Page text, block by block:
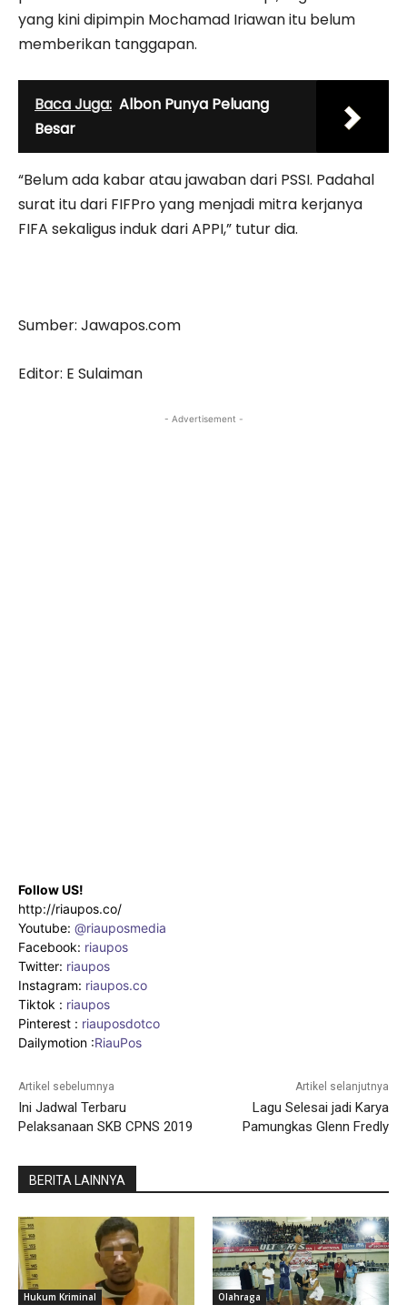
yang kini dipimpin Mochamad Iriawan itu belum
memberikan tanggapan.
Baca Juga: Albon Punya Peluang
Besar
“Belum ada kabar atau jawaban dari PSSI. Padahal
surat itu dari FIFPro yang menjadi mitra kerjanya
FIFA sekaligus induk dari APPI,” tutur dia.
Sumber: Jawapos.com
Editor: E Sulaiman
- Advertisement -
Follow US!
http://riaupos.co/
Youtube: @riauposmedia
Facebook: riaupos
Twitter: riaupos
Instagram: riaupos.co
Tiktok : riaupos
Pinterest : riauposdotco
Dailymotion :RiauPos
Artikel sebelumnya
Ini Jadwal Terbaru
Pelaksanaan SKB CPNS 2019
Artikel selanjutnya
Lagu Selesai jadi Karya
Pamungkas Glenn Fredly
BERITA LAINNYA
Hukum Kriminal Olahraga